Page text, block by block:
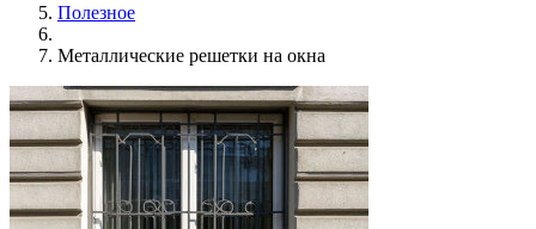
Полезное
Металлические решетки на окна